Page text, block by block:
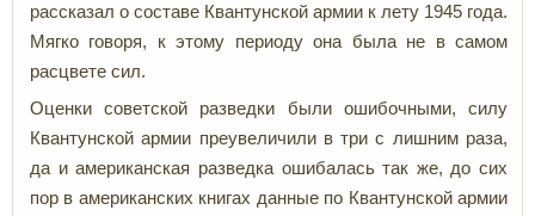
рассказал о составе Квантунской армии к лету 1945 года.
Мягко говоря, к этому периоду она была не в самом
расцвете сил.
Оценки советской разведки были ошибочными, силу
Квантунской армии преувеличили в три с лишним раза,
да и американская разведка ошибалась так же, до сих
пор в американских книгах данные по Квантунской армии